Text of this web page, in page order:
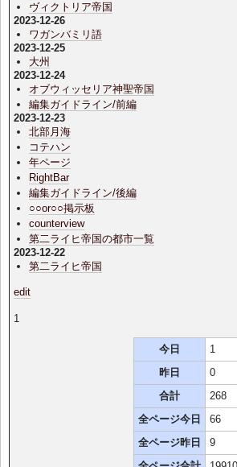
ヴィクトリア帝国
2023-12-26
ワガンバミリ語
2023-12-25
大州
2023-12-24
オブウィッセリア神聖帝国
編集ガイドライン/前編
2023-12-23
北部月海
コテハン
年ページ
RightBar
編集ガイドライン/後編
○○or○○掲示板
counterview
第二ライヒ帝国の都市一覧
2023-12-22
第二ライヒ帝国
edit
1
今日
1
昨日
0
合計
268
全ページ今日
66
全ページ昨日
9